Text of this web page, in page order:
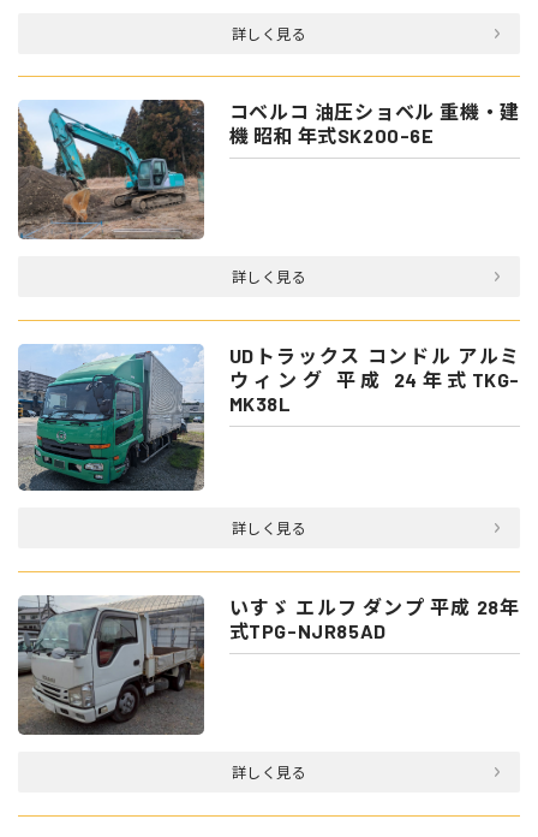
詳しく見る
コベルコ 油圧ショベル 重機・建
機 昭和 年式SK200-6E
詳しく見る
UDトラックス コンドル アルミ
ウィング 平成 24年式TKG-
MK38L
詳しく見る
いすゞ エルフ ダンプ 平成 28年
式TPG-NJR85AD
詳しく見る